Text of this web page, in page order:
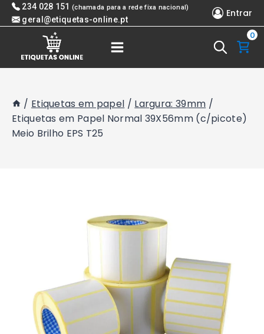
Skip 234 028 151 (chamada para a rede fixa nacional)
geral@etiquetas-online.pt
Entrar
0
/ Etiquetas em papel / Largura: 39mm /
Etiquetas em Papel Normal 39X56mm (c/picote)
Meio Brilho EPS T25